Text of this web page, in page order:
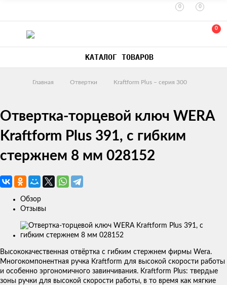
0 0
0
КАТАЛОГ ТОВАРОВ
Главная Отвертки Kraftform Plus – серия 300
Отвертка-торцевой ключ WERA
Kraftform Plus 391, с гибким
стержнем 8 мм 028152
Обзор
Отзывы
Изображения
Высококачественная отвёртка с гибким стержнем фирмы Wera.
Многокомпонентная ручка Kraftform для высокой скорости работы
и особенно эргономичного завинчивания. Kraftform Plus: твердые
зоны ручки для высокой скорости работы, в то время как мягкие